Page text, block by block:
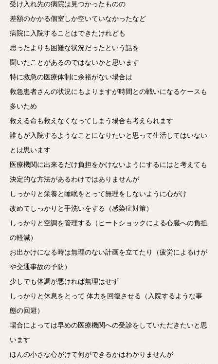
受け入れ先の病院は見つかったものの
差額のかかる個室しか空いていなかったなど
病院に入院することはできたけれども
思ったよりも困難な状況だったという話を
聞いたことがあるのではないかと思います
特に救急の医療体制に余裕がない場合は
救急患者さんの状況にもよりますが時間との戦いになるケースも
多いため
救える命も救えなくなってしまう場合も考えられます
誰もが入院するようなことになりたいと思って生活してはいない
とは思います
医療機関に出来るだけ負担をかけないようにするにはと考えても
決定的な方法があるわけではありませんが
しっかりと栄養と睡眠をとって無理をしないように心がけ
改めてしっかりと手洗いをする（感染症対策）
しっかりと空調を管理する（ヒートショックによる心臓への負担
の軽減）
お出かけになる時は無理のない計画を立てたり（疲労によるけが
や交通事故の予防）
少しでも体調が悪ければ無理はせず
しっかりと休息をとって 体力を回復させる（入院するような事
態の回避）
場合によっては早めの医療機関への受診をしていただきたいと思
います
ほんの小さな心がけて何ができるかはわかりませんが